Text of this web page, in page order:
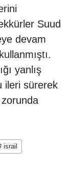
Suud
devam
yanlış
ileri sürerek
israil